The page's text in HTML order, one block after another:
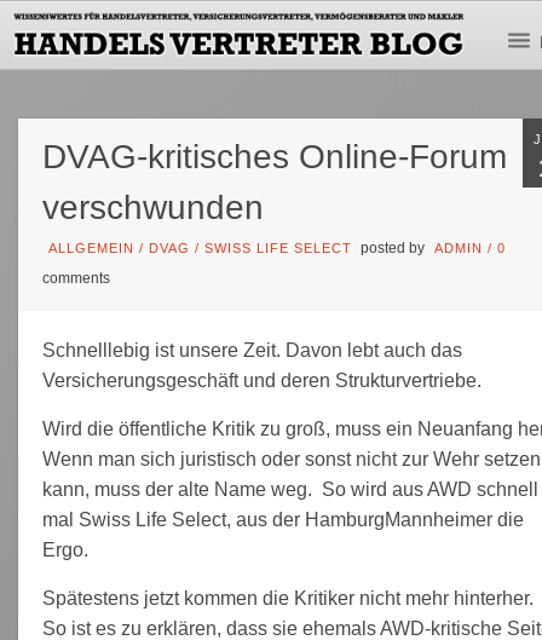
DVAG-kritisches Online-Forum
verschwunden
ALLGEMEIN / DVAG /SWISS LIFE SELECT posted by ADMIN /0
comments
Schnelllebig ist unsere Zeit. Davon lebt auch das
Versicherungsgeschäft und deren Strukturvertriebe.
Wird die öffentliche Kritik zu groß, muss ein Neuanfang
Wenn man sich juristisch oder sonst nicht zur Wehr setzen
kann, muss der alte Name weg. So wird aus AWD schnell
mal Swiss Life Select, aus der HamburgMannheimer die
Ergo.
Spätestens jetzt kommen die Kritiker nicht mehr hinterher.
So ist es zu erklären, dass sie ehemals AWD-kritische